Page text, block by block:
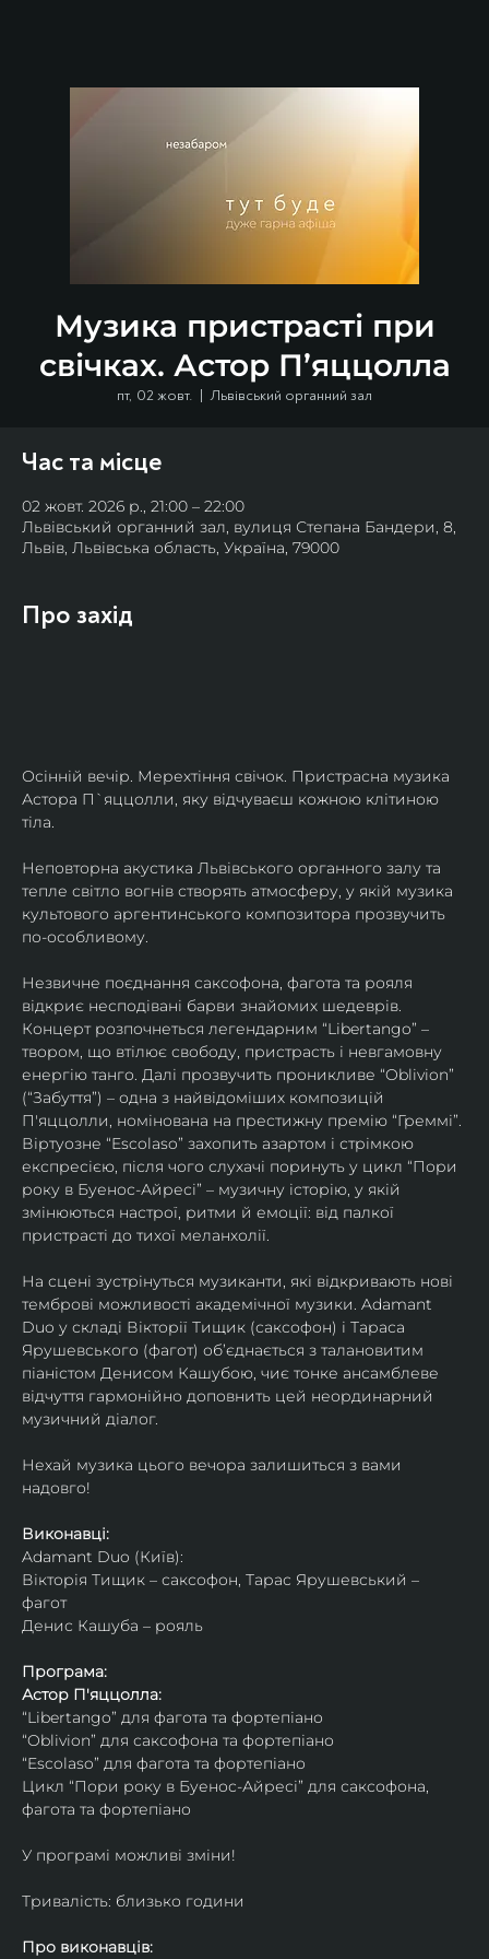
Музика пристрасті при
свічках. Астор П’яццолла
пт, 02 жовт.
  |
Львівський органний зал
Час та місце
02 жовт. 2026 р., 21:00 – 22:00
Львівський органний зал, вулиця Степана Бандери, 8,
Львів, Львівська область, Україна, 79000
Про захід
Осінній вечір. Мерехтіння свічок. Пристрасна музика
Астора П`яццолли, яку відчуваєш кожною клітиною
тіла.
Неповторна акустика Львівського органного залу та
тепле світло вогнів створять атмосферу, у якій музика
культового аргентинського композитора прозвучить
по-особливому.
Незвичне поєднання саксофона, фагота та рояля
відкриє несподівані барви знайомих шедеврів.
Концерт розпочнеться легендарним “Libertango” –
твором, що втілює свободу, пристрасть і невгамовну
енергію танго. Далі прозвучить проникливе “Oblivion”
(“Забуття”) – одна з найвідоміших композицій
П'яццолли, номінована на престижну премію “Греммі”.
Віртуозне “Escolaso” захопить азартом і стрімкою
експресією, після чого слухачі поринуть у цикл “Пори
року в Буенос-Айресі” – музичну історію, у якій
змінюються настрої, ритми й емоції: від палкої
пристрасті до тихої меланхолії.
На сцені зустрінуться музиканти, які відкривають нові
темброві можливості академічної музики. Adamant
Duo у складі Вікторії Тищик (саксофон) і Тараса
Ярушевського (фагот) об’єднається з талановитим
піаністом Денисом Кашубою, чиє тонке ансамблеве
відчуття гармонійно доповнить цей неординарний
музичний діалог.
Нехай музика цього вечора залишиться з вами
надовго!
Виконавці:
Adamant Duo (Київ):
Вікторія Тищик – саксофон, Тарас Ярушевський –
фагот
Денис Кашуба – рояль
Програма:
Астор П'яццолла:
“Libertango” для фагота та фортепіано
“Oblivion” для саксофона та фортепіано
“Escolaso” для фагота та фортепіано
Цикл “Пори року в Буенос-Айресі” для саксофона,
фагота та фортепіано
У програмі можливі зміни!
Тривалість: близько години
Про виконавців: